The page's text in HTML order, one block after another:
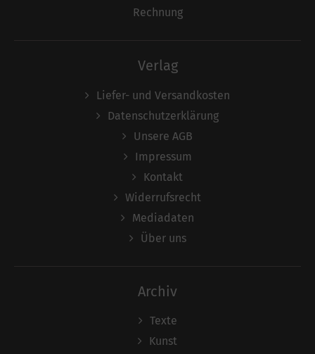
Rechnung
Verlag
Liefer- und Versandkosten
Datenschutzerklärung
Unsere AGB
Impressum
Kontakt
Widerrufsrecht
Mediadaten
Über uns
Archiv
Texte
Kunst